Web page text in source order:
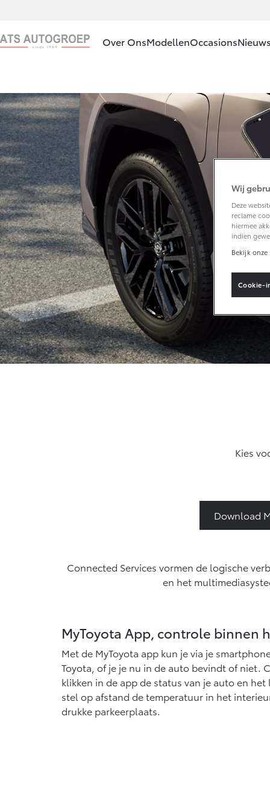
Over Ons
Ons bedrijf
Contact en
Route
Vacatures
Klantbeoordelingen
Modellen
HYBRIDE
Vanaf € 23.750,-
Corolla Hatchback
HYBRIDE
Vanaf € 33.495,-
Toyota C-HR+
ELEKTRISCH
Proace Max (excl.
BTW)
Vanaf € 46.301,-
Occasions
Kies
Download
Connected Services vormen de logische
en het
MyToyota App, controle binnen
Met de MyToyota app kun je via je
Toyota, of je je nu in de auto bevindt of niet.
klikken in de app de status van je auto en
stel op afstand de temperatuur in het
drukke parkeerplaats.
Wij
Deze
reclame
hiermee
indien
Bekijk onze
Cookie-